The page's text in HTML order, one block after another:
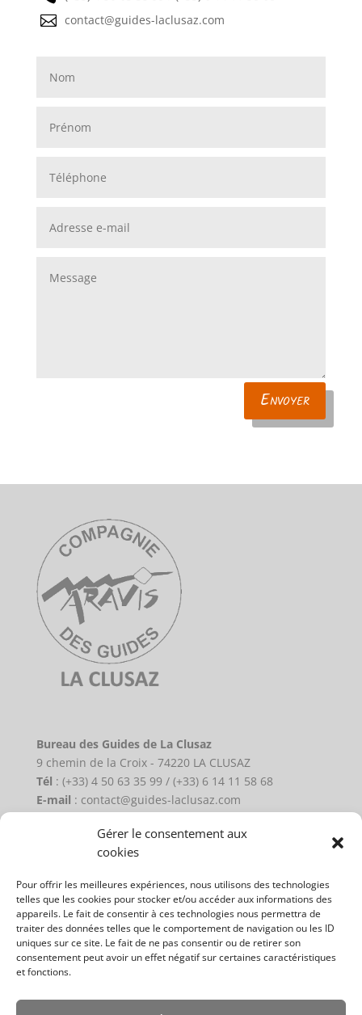
Gérer le consentement aux
cookies
Pour offrir les meilleures expériences, nous utilisons des technologies
telles que les cookies pour stocker et/ou accéder aux informations des
appareils. Le fait de consentir à ces technologies nous permettra de
traiter des données telles que le comportement de navigation ou les ID
uniques sur ce site. Le fait de ne pas consentir ou de retirer son
consentement peut avoir un effet négatif sur certaines caractéristiques
et fonctions.
 contact@guides-laclusaz.com
Envoyer
Bureau des Guides de La Clusaz
9 chemin de la Croix - 74220 LA CLUSAZ
Tél : (+33) 4 50 63 35 99 / (+33) 6 14 11 58 68
E-mail : contact@guides-laclusaz.com
Plan du site
Activités Hiver
Les guides
Contact
Mentions légales